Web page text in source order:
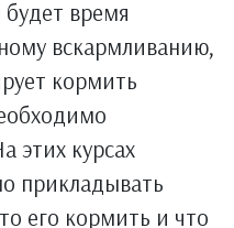
время
вскармливанию,
кормить
этих курсах
прикладывать
его кормить и что